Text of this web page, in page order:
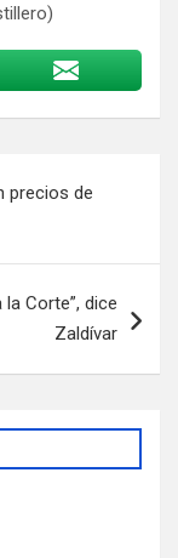
precios de
Corte”, dice
Zaldívar